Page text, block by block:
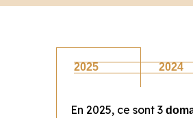
2025 2024
En 2025, ce sont 3